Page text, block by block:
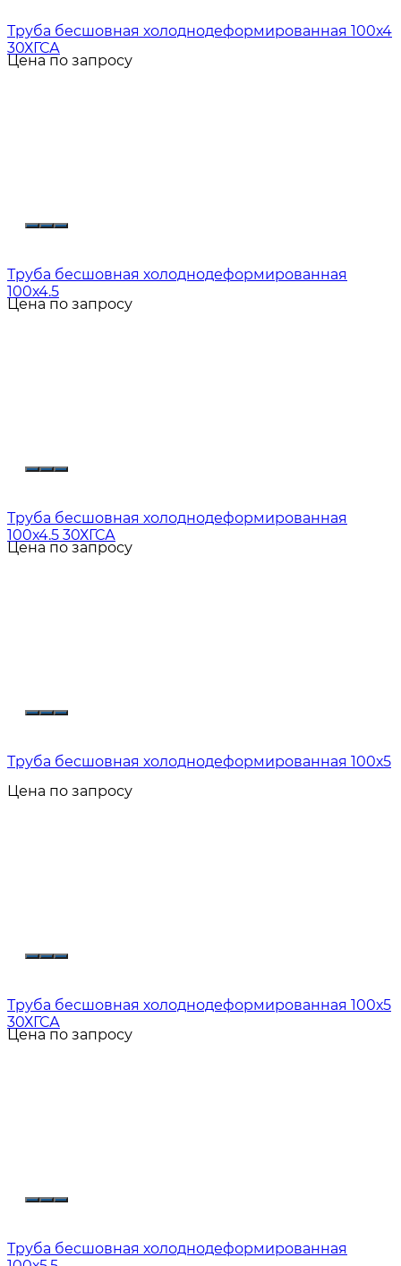
Труба бесшовная холоднодеформированная 100х4
30ХГСА
Цена по запросу
Труба бесшовная холоднодеформированная
100х4.5
Цена по запросу
Труба бесшовная холоднодеформированная
100х4.5 30ХГСА
Цена по запросу
Труба бесшовная холоднодеформированная 100х5
Цена по запросу
Труба бесшовная холоднодеформированная 100х5
30ХГСА
Цена по запросу
Труба бесшовная холоднодеформированная